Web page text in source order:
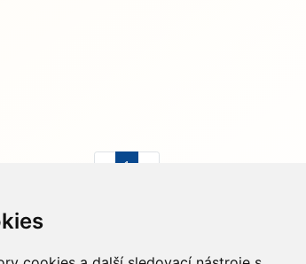
1
733 674 293